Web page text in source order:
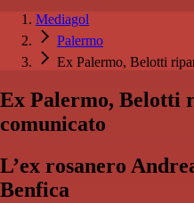
Mediagol
Palermo
Ex Palermo, Belotti
Ex Palermo, Belotti
comunicato
L’ex rosanero
Benfica